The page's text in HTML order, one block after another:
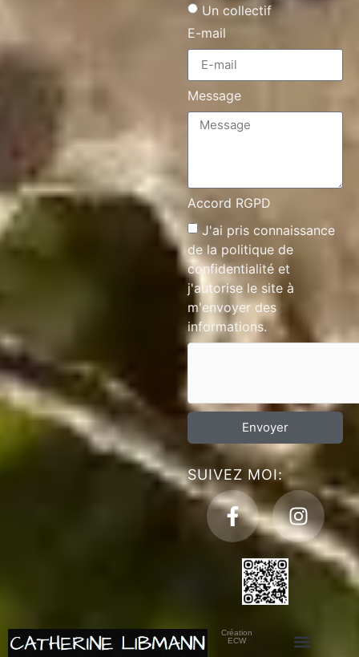
Un collectif
E-mail
Message
Accord RGPD
J'ai pris connaissance
de la politique de
confidentialité et
j'autorise le site à
m'envoyer des
informations.
Envoyer
SUIVEZ MOI:
Création
ECW